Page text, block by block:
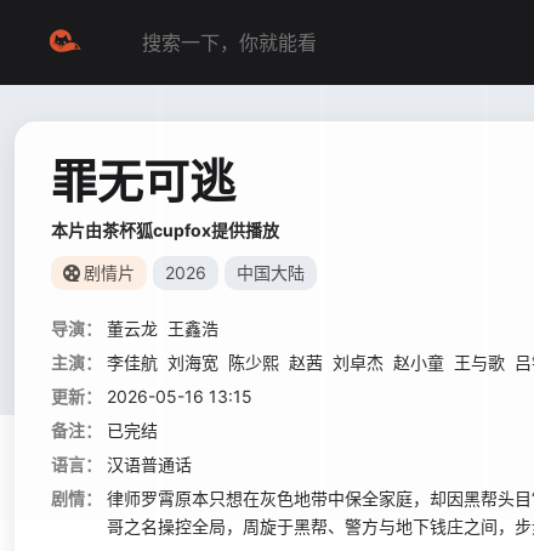
罪无可逃
本片由茶杯狐cupfox提供播放
剧情片 2026 中国大陆
导演： 董云龙 王鑫浩
主演：
李佳航 刘海宽 陈少熙 赵茜 刘卓杰 赵小童 王与歌
更新：
2026-05-16 13:15
备注：
已完结
语言：
汉语普通话
剧情：
律师罗霄原本只想在灰色地带中保全家庭，却因黑帮头
哥之名操控全局，周旋于黑帮、警方与地下钱庄之间，